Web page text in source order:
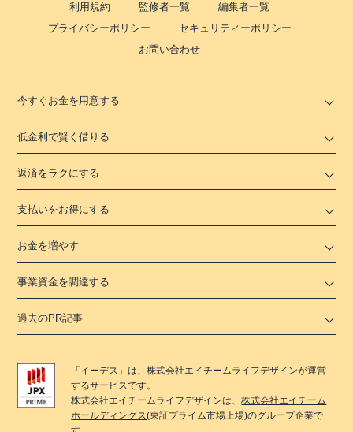
利用規約
監修者一覧
編集者一覧
プライバシーポリシー
セキュリティーポリシー
お問い合わせ
今すぐお金を用意する
低金利で賢く借りる
返済をラクにする
支払いをお得にする
お金を増やす
事業資金を調達する
過去のPR記事
「 イーデス 」は、株式会社エイチームライフデザインが運営
するサービスです。
株式会社エイチームライフデザインは、株式会社エイチーム
ホールディングス(東証プライム市場上場)のグループ企業で